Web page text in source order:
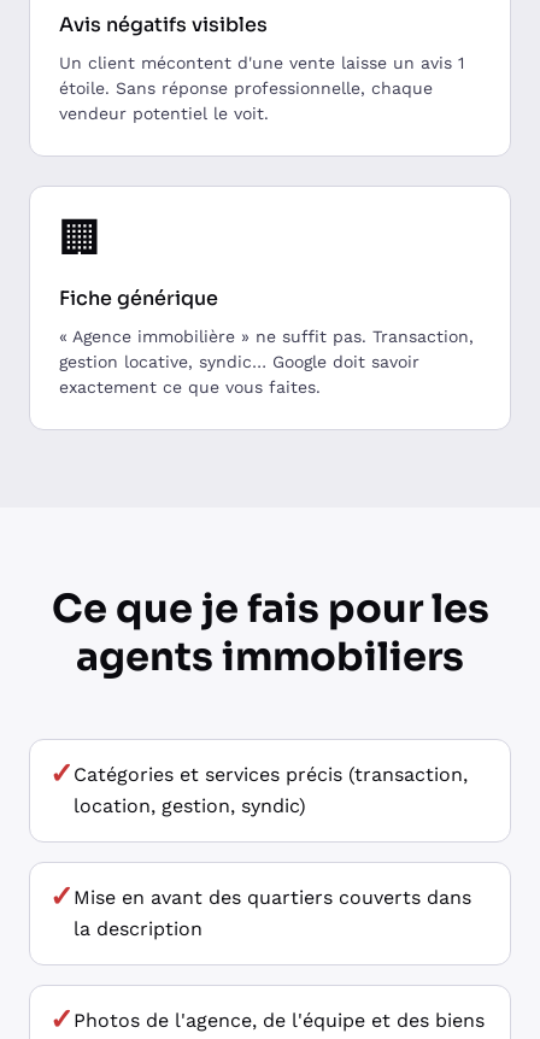
Avis négatifs visibles
Un client mécontent d'une vente laisse un avis 1
étoile. Sans réponse professionnelle, chaque
vendeur potentiel le voit.
🏢
Fiche générique
« Agence immobilière » ne suffit pas. Transaction,
gestion locative, syndic… Google doit savoir
exactement ce que vous faites.
Ce que je fais pour les
agents immobiliers
✓ Catégories et services précis (transaction,
location, gestion, syndic)
✓ Mise en avant des quartiers couverts dans
la description
✓ Photos de l'agence, de l'équipe et des biens